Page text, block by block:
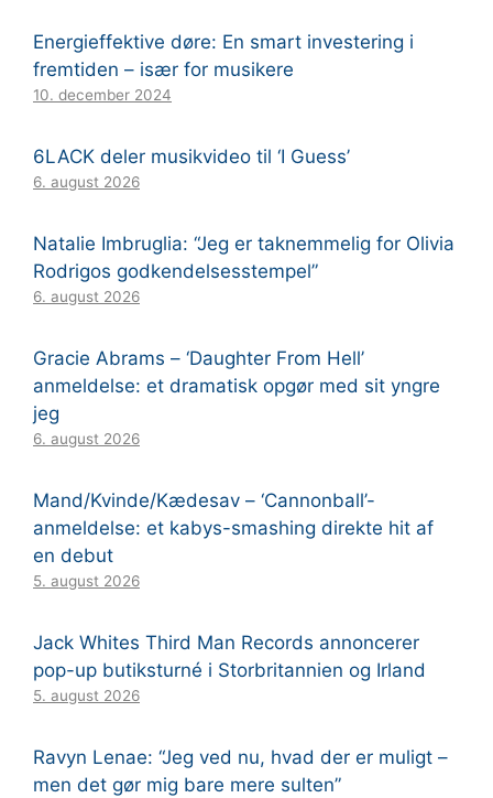
Energieffektive døre: En smart investering i
fremtiden – især for musikere
10. december 2024
6LACK deler musikvideo til ‘I Guess’
6. august 2026
Natalie Imbruglia: “Jeg er taknemmelig for Olivia
Rodrigos godkendelsesstempel”
6. august 2026
Gracie Abrams – ‘Daughter From Hell’
anmeldelse: et dramatisk opgør med sit yngre
jeg
6. august 2026
Mand/Kvinde/Kædesav – ‘Cannonball’-
anmeldelse: et kabys-smashing direkte hit af
en debut
5. august 2026
Jack Whites Third Man Records annoncerer
pop-up butiksturné i Storbritannien og Irland
5. august 2026
Ravyn Lenae: “Jeg ved nu, hvad der er muligt –
men det gør mig bare mere sulten”